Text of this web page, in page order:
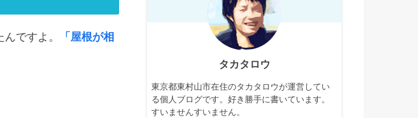
ですよ。
「屋根が相
タカタロウ
東京都東村山市在住のタカタロウが運営してい
る個人ブログです。好き勝手に書いています。
すいませんすいません。